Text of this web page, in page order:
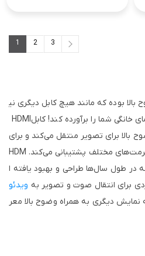
1 2
3
بالا بوده که مانند هیچ کابل دیگری نی
شما را برآورده کند! کابلHDMI
بالا برای تصویر منتقل می‌کند و برای
مختلف پشتیبانی می‌کند. HDM
در طول سال‌ها طراحی و بهبود یافته ا
برای انتقال صوت و تصویر به ویدئو
نمایش دیگری به همراه وضوح بالا معر